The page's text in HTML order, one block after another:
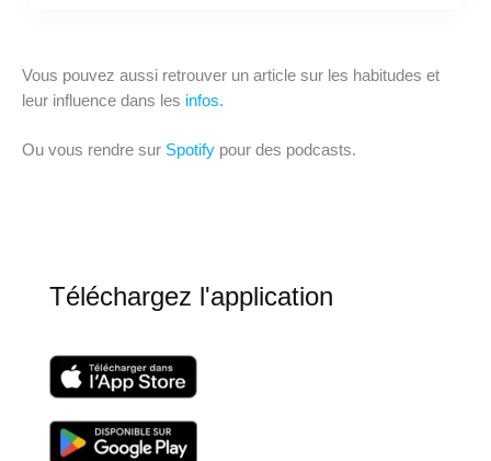
Vous pouvez aussi retrouver un article sur les habitudes et
leur influence dans les infos.
Ou vous rendre sur Spotify pour des podcasts.
Téléchargez l'application